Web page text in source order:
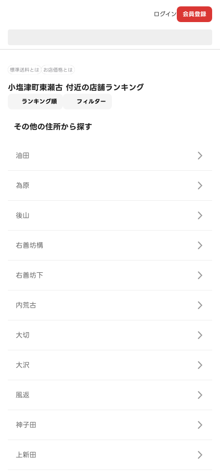
ログイン 会員登録
標準送料とは お店価格とは
小塩津町東瀬古 付近の店舗ランキング
ランキング順 フィルター
その他の住所から探す
油田
為原
後山
右善坊構
右善坊下
内荒古
大切
大沢
風返
神子田
上新田